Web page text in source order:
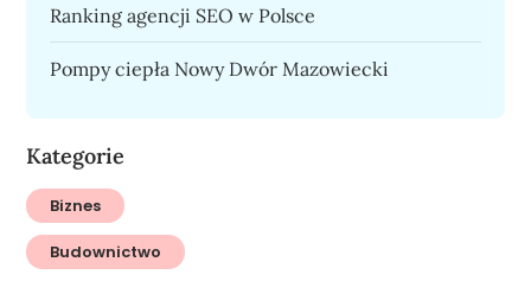
Ranking agencji SEO w Polsce
Pompy ciepła Nowy Dwór Mazowiecki
Kategorie
Biznes
Budownictwo